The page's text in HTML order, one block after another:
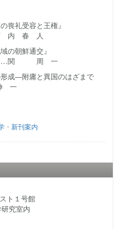
喪礼受容と王権』
春 人
の朝鮮通交』
関 周 一
成―附庸と異国のはざまで
一
・ 新刊案内
ト１号館
究室内